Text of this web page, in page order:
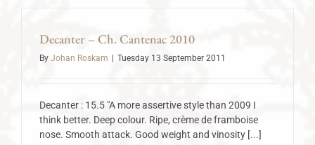
Decanter – Ch. Cantenac 2010
By Johan Roskam Tuesday 13 September 2011
Decanter : 15.5 "A more assertive style than 2009 I
think better. Deep colour. Ripe, crème de framboise
nose. Smooth attack. Good weight and vinosity [...]